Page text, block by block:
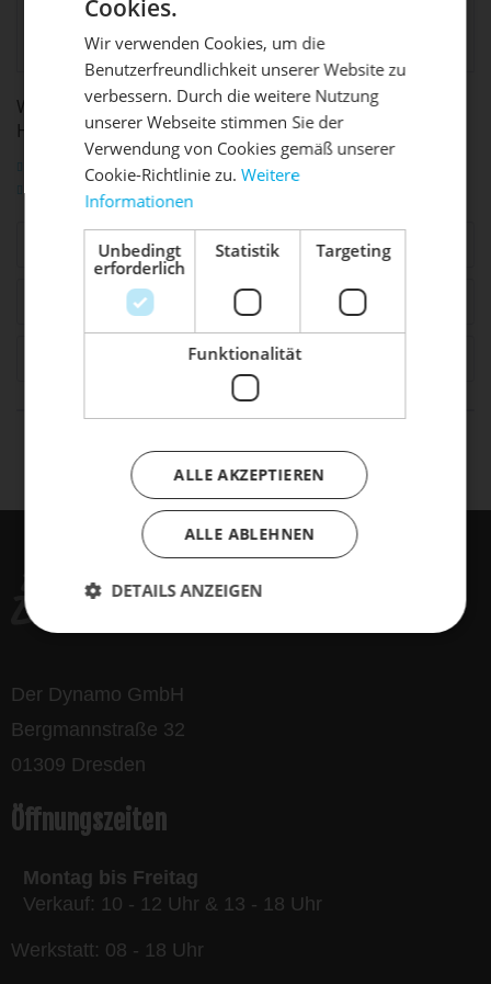
Produktsicherheit:
online.eu@orbea.com
WEITERFÜHRENDE LINKS ZU "RANGE EXTENDER
HOLDER MAHLE X35"
Fragen zum Artikel?
Weitere Artikel von Orbea
Ähnliche Artikel
8
Kunden haben sich ebenfalls angesehen
X
DIE SONNE LACHT, DEIN
RAD ERWACHT
Mach dein Bike frühlingsfit - gönn
ihm den Service, den es verdient!
Dein Bike braucht Service, Wartung
oder ein Update?
Buche dir jetzt deinen Termin.
bikes
Der Dynamo GmbH
Bergmannstraße 32
01309 Dresden
Öffnungszeiten
Montag bis Freitag
Verkauf: 10 - 12 Uhr & 13 - 18 Uhr
Werkstatt: 08 - 18 Uhr
Cookies.
Wir verwenden Cookies, um die
Benutzerfreundlichkeit unserer Website zu
verbessern. Durch die weitere Nutzung
unserer Webseite stimmen Sie der
Verwendung von Cookies gemäß unserer
Cookie-Richtlinie zu.Weitere
Informationen
Unbedingt
erforderlich
Statistik Targeting
Funktionalität
ALLE AKZEPTIEREN
ALLE ABLEHNEN
DETAILS ANZEIGEN